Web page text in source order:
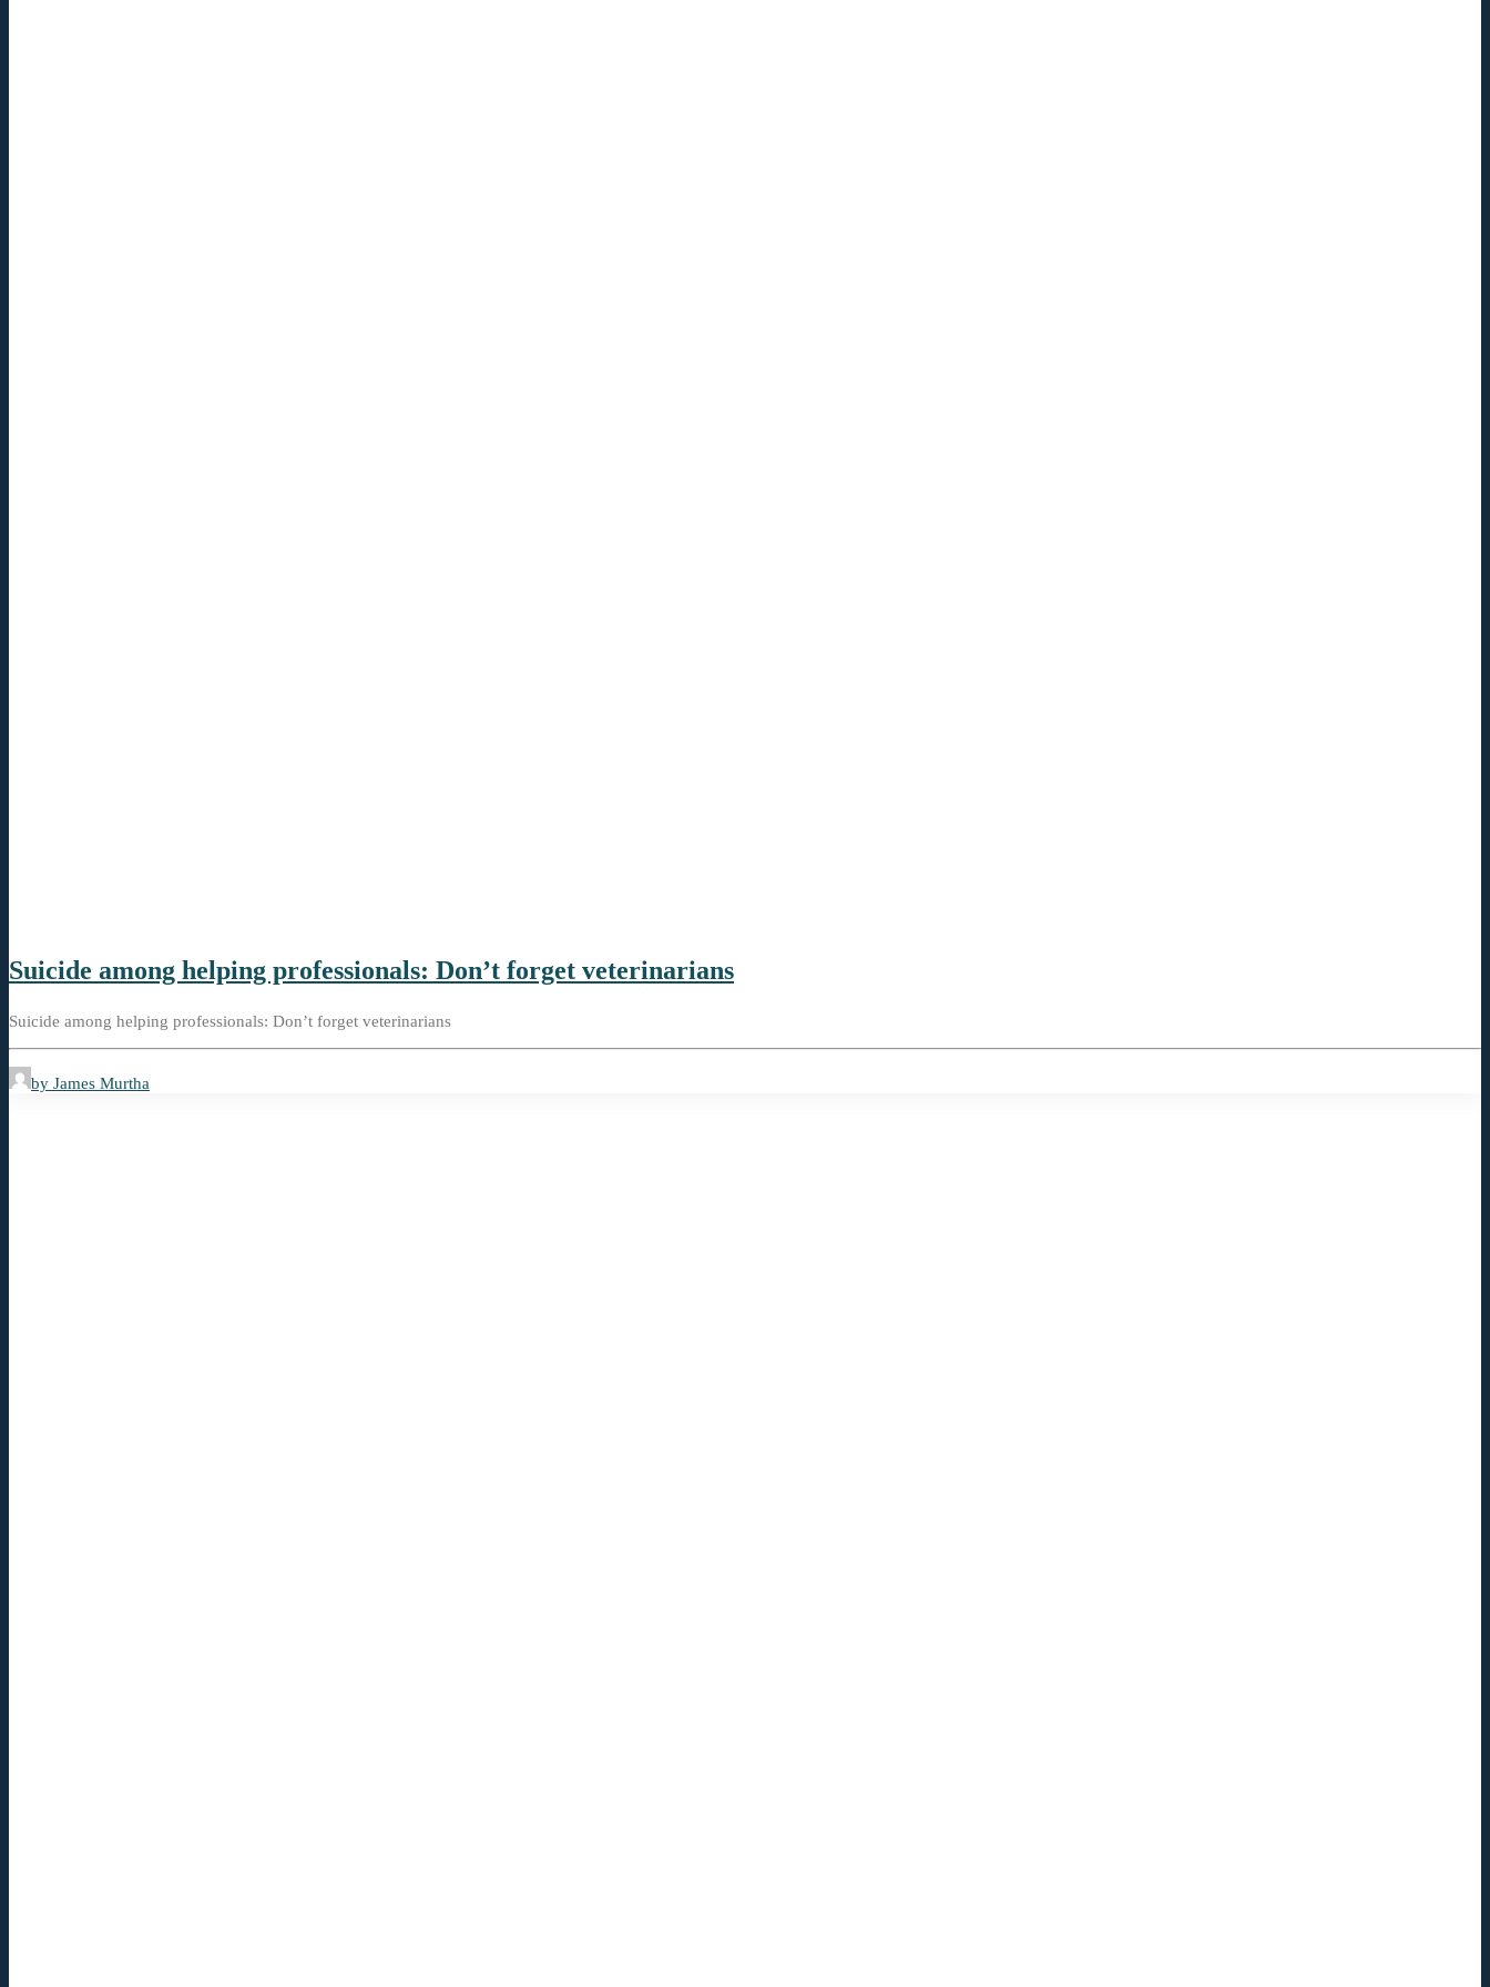
Suicide among helping professionals: Don’t forget veterinarians
Suicide among helping professionals: Don’t forget veterinarians
by James Murtha